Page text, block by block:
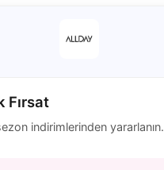
Fırsat
indirimlerinden yararlanın.